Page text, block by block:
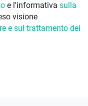
e l'informativa sulla
visione
e sul trattamento dei